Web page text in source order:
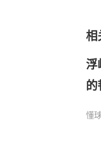
相
浮
的
懂